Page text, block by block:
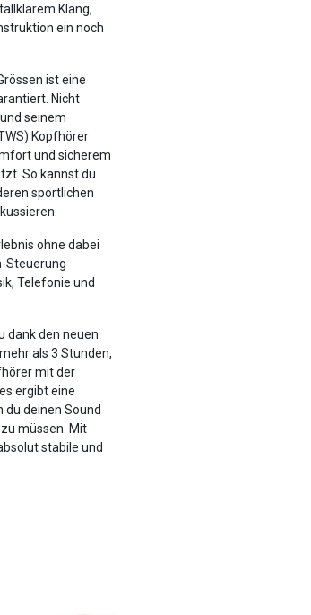
Klang,
ein noch
ist eine
Nicht
seinem
Kopfhörer
und sicherem
So kannst du
sportlichen
ohne dabei
Steuerung
Telefonie und
dank den neuen
als 3 Stunden,
mit der
ergibt eine
du deinen Sound
müssen. Mit
stabile und